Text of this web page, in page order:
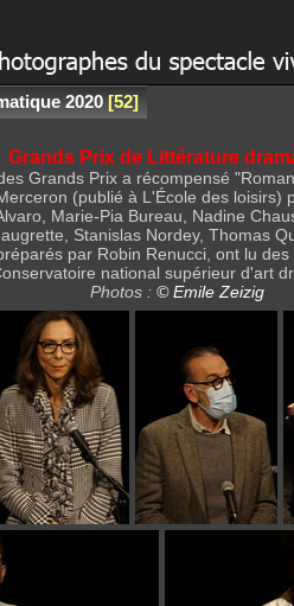
2020 52
Grands Prix de Littérature
Grands Prix a récompensé
(publié à L'École des loisirs)
Marie-Pia Bureau, Nadine
Stanislas Nordey, Thomas
par Robin Renucci, ont lu
national supérieur d'art
Photos : © Emile Zeizig